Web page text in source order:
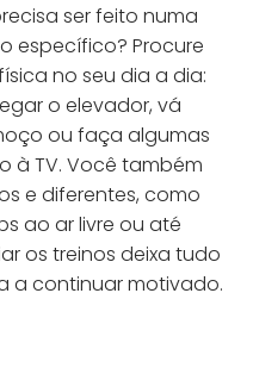
ser feito numa
específico? Procure
no seu dia a dia:
o elevador, vá
ou faça algumas
à TV. Você também
e diferentes, como
ao ar livre ou até
os treinos deixa tudo
a continuar motivado.